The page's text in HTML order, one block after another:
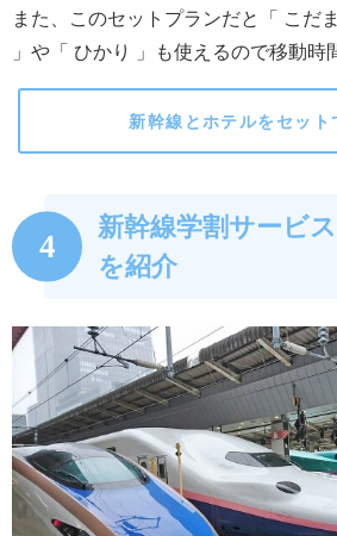
また、このセットプランだと「 こだ
」や「 ひかり 」も使えるので移動時
新幹線とホテルをセット
4
新幹線学割サービ
を紹介